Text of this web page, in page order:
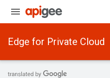
Edge for Private Cloud